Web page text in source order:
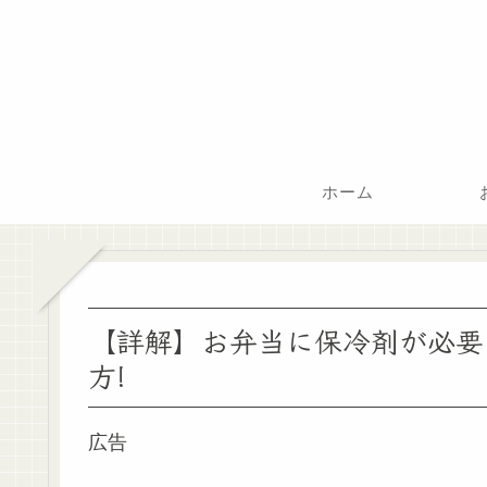
ホーム
【詳解】お弁当に保冷剤が必
方!
広告